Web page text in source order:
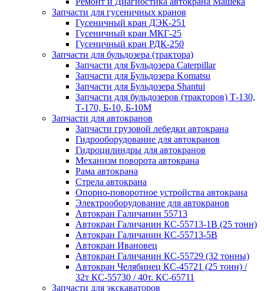
Запчасти для гусеничных кранов
Гусеничный кран ДЭК-251
Гусеничный кран МКГ-25
Гусеничный кран РДК-250
Запчасти для бульдозера (трактора)
Запчасти для Бульдозера Caterpillar
Запчасти для Бульдозера Komatsu
Запчасти для Бульдозера Shantui
Запчасти для бульдозеров (тракторов) Т-130,
Т-170, Б-10, Б-10М
Запчасти для автокранов
Запчасти грузовой лебедки автокрана
Гидрооборудование для автокранов
Гидроцилиндры для автокранов
Механизм поворота автокрана
Рама автокрана
Стрела автокрана
Опорно-поворотное устройства автокрана
Электрооборудование для автокранов
Автокран Галичанин 55713
Автокран Галичанин КС-55713-1В (25 тонн)
Автокран Галичанин КС-55713-5В
Автокран Ивановец
Автокран Галичанин КС-55729 (32 тонны)
Автокран Челябинец КС-45721 (25 тонн) /
32т КС-55730 / 40т. КС-65711
Запчасти для экскаваторов